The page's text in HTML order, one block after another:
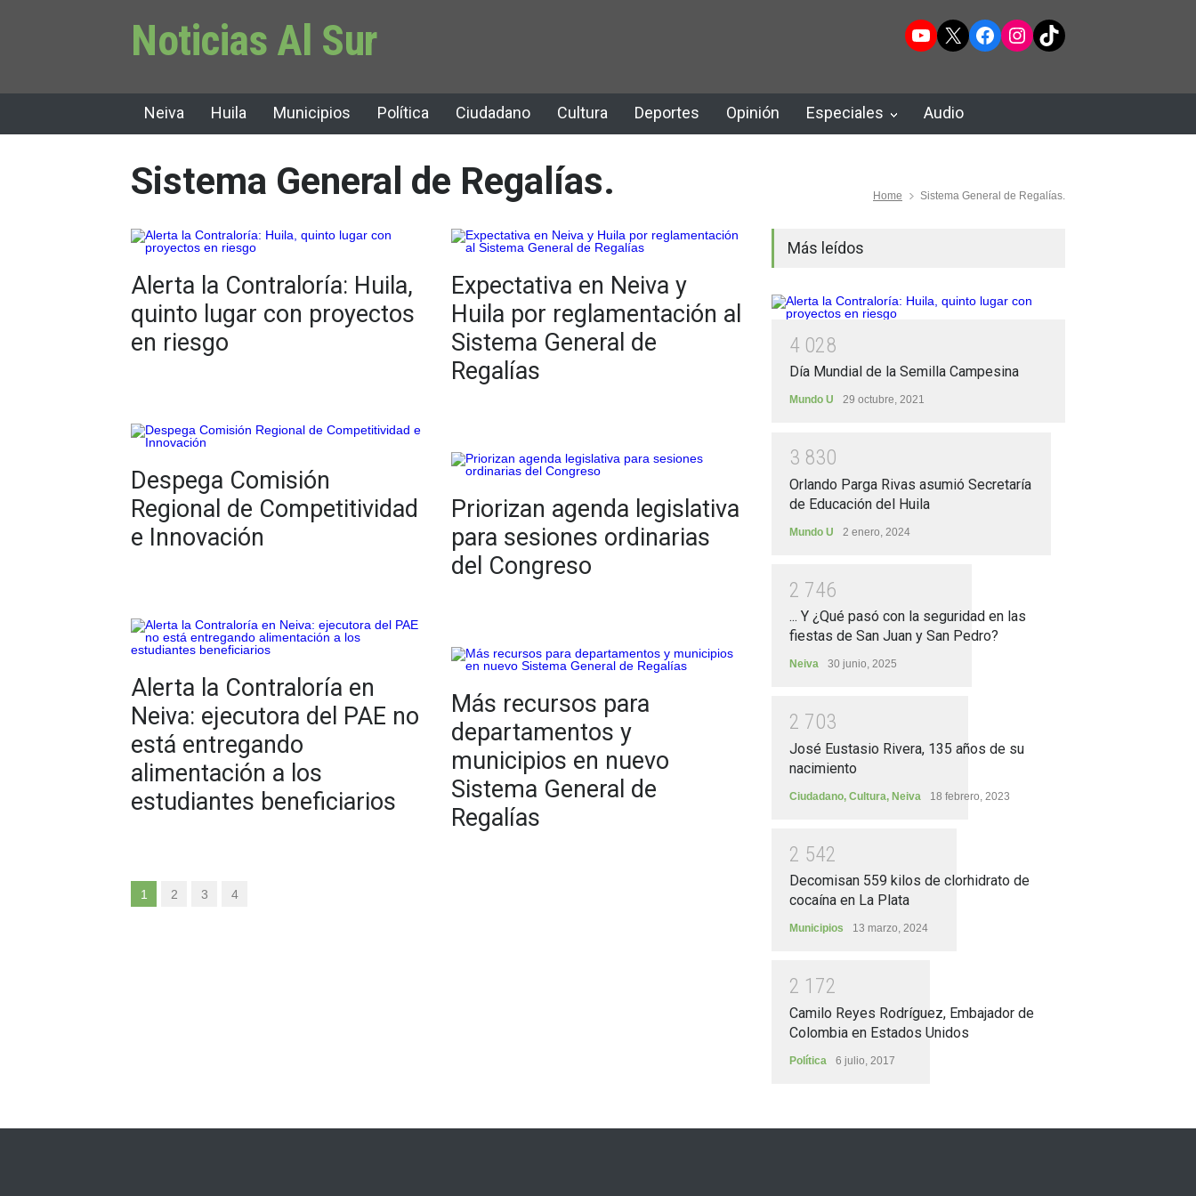
Noticias Al Sur YouTube
X Facebook
Instagram
TikTok
Neiva Huila Municipios Política Ciudadano Cultura Deportes Opinión Especiales Audio
Sistema General de Regalías. Home Sistema General de Regalías.
Alerta la Contraloría: Huila,
quinto lugar con proyectos
en riesgo
Despega Comisión
Regional de Competitividad
e Innovación
Alerta la Contraloría en
Neiva: ejecutora del PAE no
está entregando
alimentación a los
estudiantes beneficiarios
Expectativa en Neiva y
Huila por reglamentación al
Sistema General de
Regalías
Priorizan agenda legislativa
para sesiones ordinarias
del Congreso
Más recursos para
departamentos y
municipios en nuevo
Sistema General de
Regalías
1 2 3 4
Más leídos
4 028
Día Mundial de la Semilla Campesina
Mundo U 29 octubre, 2021
3 830
Orlando Parga Rivas asumió Secretaría
de Educación del Huila
Mundo U 2 enero, 2024
2 746
... Y ¿Qué pasó con la seguridad en las
fiestas de San Juan y San Pedro?
Neiva 30 junio, 2025
2 703
José Eustasio Rivera, 135 años de su
nacimiento
Ciudadano, Cultura, Neiva 18 febrero, 2023
2 542
Decomisan 559 kilos de clorhidrato de
cocaína en La Plata
Municipios 13 marzo, 2024
2 1 72
Camilo Reyes Rodríguez, Embajador de
Colombia en Estados Unidos
Política 6 julio, 2017